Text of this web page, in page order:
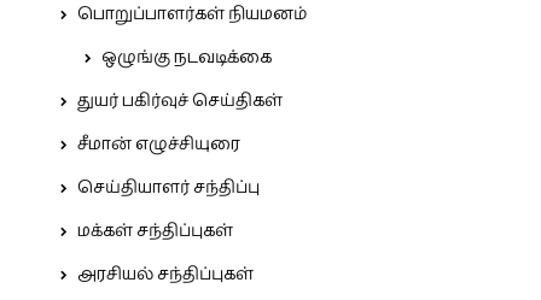
பொறுப்பாளர்கள் நியமனம்
ஒழுங்கு நடவடிக்கை
துயர் பகிர்வுச் செய்திகள்
சீமான் எழுச்சியுரை
செய்தியாளர் சந்திப்பு
மக்கள் சந்திப்புகள்
அரசியல் சந்திப்புகள்